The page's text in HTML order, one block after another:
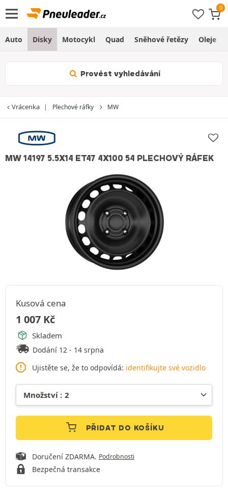
Auto Disky Motocykl Quad Sněhové řetězy Oleje
Provést vyhledávání
Vrácenka Plechové ráfky MW
MW 14197 5.5X14 ET47 4X100 54 PLECHOVÝ RÁFEK
Kusová cena
1 007 Kč
Skladem
Dodání 12 - 14 srpna
Ujistěte se, že to odpovídá: identifikujte své vozidlo
PŘIDAT DO KOŠÍKU
Doručení ZDARMA. Podrobnosti
Bezpečná transakce